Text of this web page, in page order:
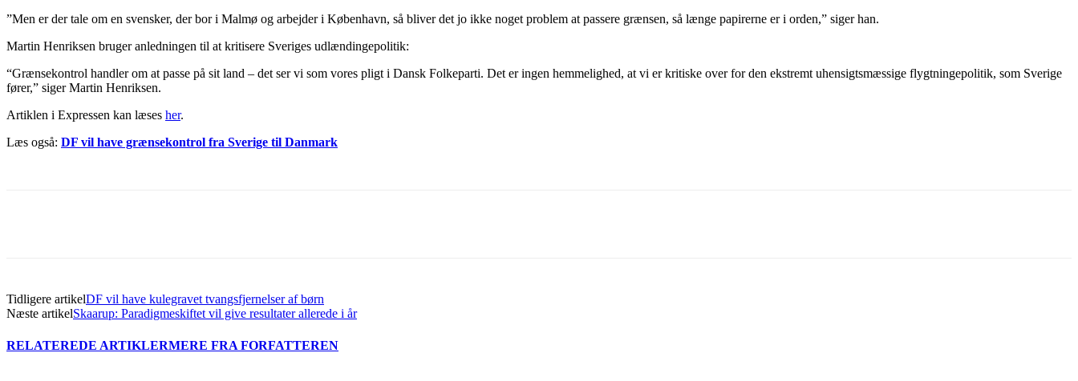
”Men er der tale om en svensker, der bor i Malmø og arbejder i København, så bliver det jo ikke noget problem at passere grænsen, så længe papirerne er i orden,” siger han.
Martin Henriksen bruger anledningen til at kritisere Sveriges udlændingepolitik:
“Grænsekontrol handler om at passe på sit land – det ser vi som vores pligt i Dansk Folkeparti. Det er ingen hemmelighed, at vi er kritiske over for den ekstremt uhensigtsmæssige flygtningepolitik, som Sverige
fører,” siger Martin Henriksen.
Artiklen i Expressen kan læses her.
Læs også: DF vil have grænsekontrol fra Sverige til Danmark
Tidligere artikelDF vil have kulegravet tvangsfjernelser af børn
Næste artikelSkaarup: Paradigmeskiftet vil give resultater allerede i år
RELATEREDE ARTIKLERMERE FRA FORFATTEREN